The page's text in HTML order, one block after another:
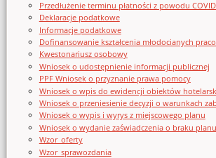
Przedłużenie terminu płatności z powodu
Deklaracje podatkowe
Informacje podatkowe
Dofinansowanie kształcenia młodocianych
Kwestonariusz osobowy
Wniosek o udostępnienie informacji publicznej
PPF Wniosek o przyznanie prawa pomocy
Wniosek o wpis do ewidencji obiektów
Wniosek o przeniesienie decyzji o warunkach
Wniosek o wypis i wyrys z miejscowego planu
Wniosek o wydanie zaświadczenia o braku planu
Wzor_oferty
Wzor_sprawozdania